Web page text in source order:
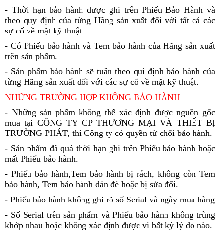
- Thời hạn bảo hành được ghi trên Phiếu Bảo Hành và
theo quy định của từng Hãng sản xuất đối với tất cả các
sự cố về mặt kỹ thuật.
- Có Phiếu bảo hành và Tem bảo hành của Hãng sản xuất
trên sản phẩm.
- Sản phẩm bảo hành sẽ tuân theo qui định bảo hành của
từng Hãng sản xuất đối với các sự cố về mặt kỹ thuật.
NHỮNG TRƯỜNG HỢP KHÔNG BẢO HÀNH
- Những sản phẩm không thể xác định được nguồn gốc
mua tại CÔNG TY CP THƯƠNG MẠI VÀ THIẾT BỊ
TRƯỜNG PHÁT, thì Công ty có quyền từ chối bảo hành.
- Sản phẩm đã quá thời hạn ghi trên Phiếu bảo hành hoặc
mất Phiếu bảo hành.
- Phiếu bảo hành,Tem bảo hành bị rách, không còn Tem
bảo hành, Tem bảo hành dán đè hoặc bị sửa đổi.
- Phiếu bảo hành không ghi rõ số Serial và ngày mua hàng
- Số Serial trên sản phẩm và Phiếu bảo hành không trùng
khớp nhau hoặc không xác định được vì bất kỳ lý do nào.